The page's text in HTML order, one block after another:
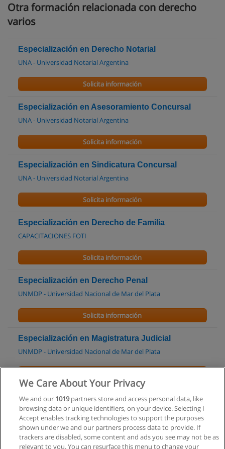
Otra formación relacionada con derecho
varios
Especialización en Derecho Notarial
UNA - Universidad Notarial Argentina
Solicita información
Especialización en Asesoramiento Concursal
UNA - Universidad Notarial Argentina
Solicita información
Especialización en Sindicatura Concursal
UNA - Universidad Notarial Argentina
Solicita información
Especialización en Derecho de Familia
CAPACITACIONES FOTI
Solicita información
Especialización en Derecho Penal
UNMDP - Universidad Nacional de Mar del Plata
Solicita información
Especialización en Magistratura Judicial
UNMDP - Universidad Nacional de Mar del Plata
Especialización en Sindicatura Concursal
UNMDP - Universidad Nacional de Mar del Plata
Solicita información
We Care About Your Privacy
We and our 1019partners store and access personal data, like
browsing data or unique identifiers, on your device. Selecting I
Accept enables tracking technologies to support the purposes
shown under we and our partners process data to provide. If
trackers are disabled, some content and ads you see may not be as
relevant to you. You can resurface this menu to change your